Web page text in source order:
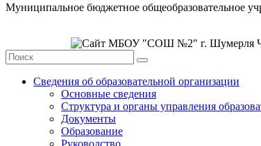
Муниципальное бюджетное общеобразовательное
Сведения об образовательной организации
Основные сведения
Структура и органы управления
Документы
Образование
Руководство